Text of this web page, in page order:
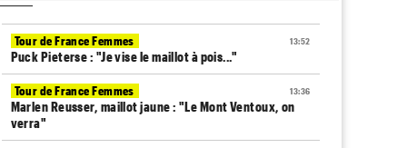
13:52
Tour de France Femmes
Puck Pieterse : "Je vise le maillot à pois..."
13:36
Tour de France Femmes
Marlen Reusser, maillot jaune : "Le Mont Ventoux, on
verra"